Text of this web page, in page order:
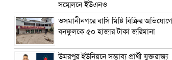
সম্মেলনে ইউএনও
ওসমানীনগরে বাসি মিষ্টি বিক্রির অভিযোগে
বনফুলকে ৫০ হাজার টাকা জরিমানা
উমরপুর ইউনিয়নে সম্ভাব্য প্রার্থী যুক্তরাজ্য